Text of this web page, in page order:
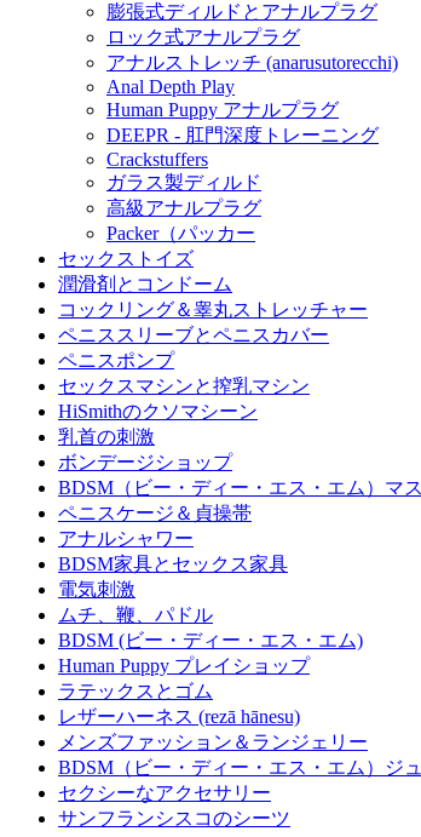
膨張式ディルドとアナルプラグ
ロック式アナルプラグ
アナルストレッチ (anarusutorecchi)
Anal Depth Play
Human Puppy アナルプラグ
DEEPR - 肛門深度トレーニング
Crackstuffers
ガラス製ディルド
高級アナルプラグ
Packer（パッカー
セックストイズ
潤滑剤とコンドーム
コックリング＆睾丸ストレッチャー
ペニススリーブとペニスカバー
ペニスポンプ
セックスマシンと搾乳マシン
HiSmithのクソマシーン
乳首の刺激
ボンデージショップ
BDSM（ビー・ディー・エス・エム）マ
ペニスケージ＆貞操帯
アナルシャワー
BDSM家具とセックス家具
電気刺激
ムチ、鞭、パドル
BDSM (ビー・ディー・エス・エム)
Human Puppy プレイショップ
ラテックスとゴム
レザーハーネス (rezā hānesu)
メンズファッション＆ランジェリー
BDSM（ビー・ディー・エス・エム）ジ
セクシーなアクセサリー
サンフランシスコのシーツ